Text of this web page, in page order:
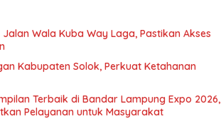
Wala Kuba Way Laga, Pastikan Akses
Kabupaten Solok, Perkuat Ketahanan
Terbaik di Bandar Lampung Expo 2026,
Pelayanan untuk Masyarakat